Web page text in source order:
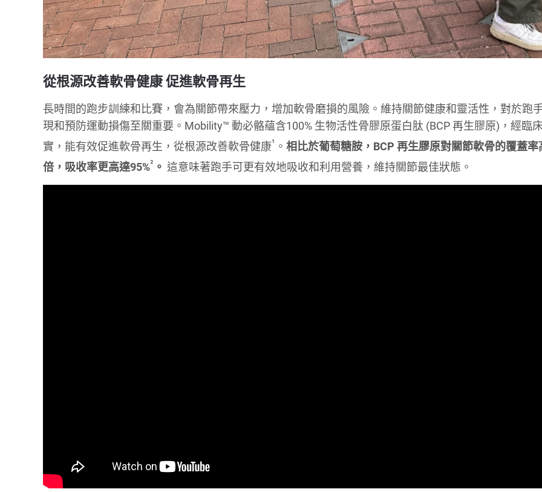
從根源改善軟骨健康 促進軟骨再生
長時間的跑步訓練和比賽，會為關節帶來壓力，增加軟骨磨損的風險。維持關節健康和靈活性，對於跑
現和預防運動損傷至關重要。Mobility™ 動必骼蘊含100% 生物活性骨膠原蛋白肽 (BCP 再生膠原)，經臨
實，能有效促進軟骨再生，從根源改善軟骨健康¹ 。相比於葡萄糖胺，BCP 再生膠原對關節軟骨的覆蓋率
倍，吸收率更高達95%² 。 這意味著跑手可更有效地吸收和利用營養，維持關節最佳狀態。